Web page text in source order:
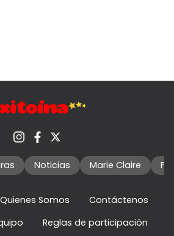
Noticias Marie Claire
Quienes Somos
Contáctenos
Reglas de participación